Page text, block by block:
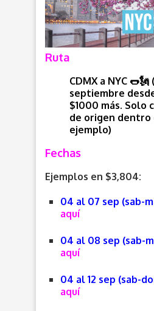
Ruta
CDMX a NYC
septiembre
$1000 más. Solo
de origen dentro
ejemplo)
Fechas
Ejemplos en $3,804:
04 al 07 sep (sab-
aquí
04 al 08 sep (sab-
aquí
04 al 12 sep (sab-
aquí